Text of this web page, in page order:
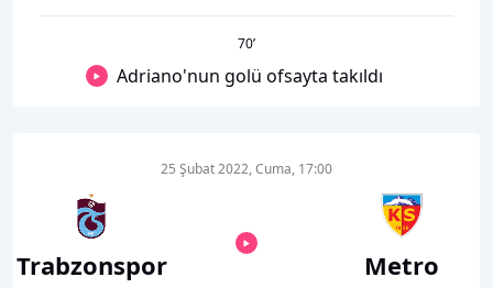
70’
Adriano'nun golü ofsayta takıldı
Trabzonspor
25 Şubat 2022, Cuma, 17:00
Metro